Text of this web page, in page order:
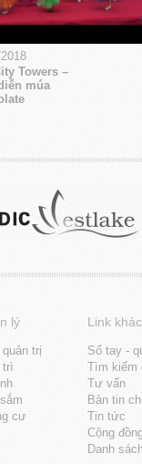
Towers –
múa
lý
trị
trì
cư
Link khác
Sổ tay -
Tìm kiếm
Tư vấn
Bản tin
Tin tức
Cộng
Danh